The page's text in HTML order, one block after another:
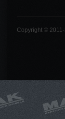
Copyright ©